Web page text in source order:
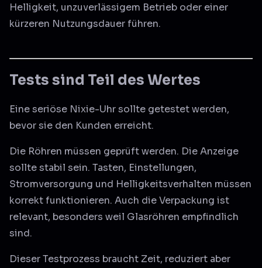
Helligkeit, unzuverlässigem Betrieb oder einer
kürzeren Nutzungsdauer führen.
Tests sind Teil des Wertes
Eine seriöse Nixie-Uhr sollte getestet werden,
bevor sie den Kunden erreicht.
Die Röhren müssen geprüft werden. Die Anzeige
sollte stabil sein. Tasten, Einstellungen,
Stromversorgung und Helligkeitsverhalten müssen
korrekt funktionieren. Auch die Verpackung ist
relevant, besonders weil Glasröhren empfindlich
sind.
Dieser Testprozess braucht Zeit, reduziert aber